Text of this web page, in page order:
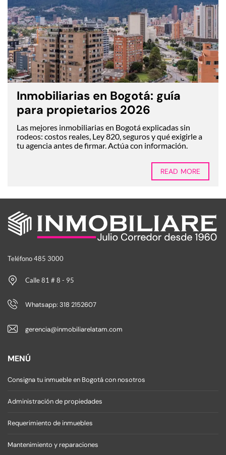
Inmobiliarias en Bogotá: guía
para propietarios 2026
Las mejores inmobiliarias en Bogotá explicadas sin
rodeos: costos reales, Ley 820, seguros y qué exigirle a
tu agencia antes de firmar. Actúa con información.
READ MORE
Teléfono 485 3000
Calle 81 # 8 - 95
Whatsapp: 318 2152607
gerencia@inmobiliarelatam.com
MENÚ
Consigna tu inmueble en Bogotá con nosotros
Administración de propiedades
Requerimiento de inmuebles
Mantenimiento y reparaciones